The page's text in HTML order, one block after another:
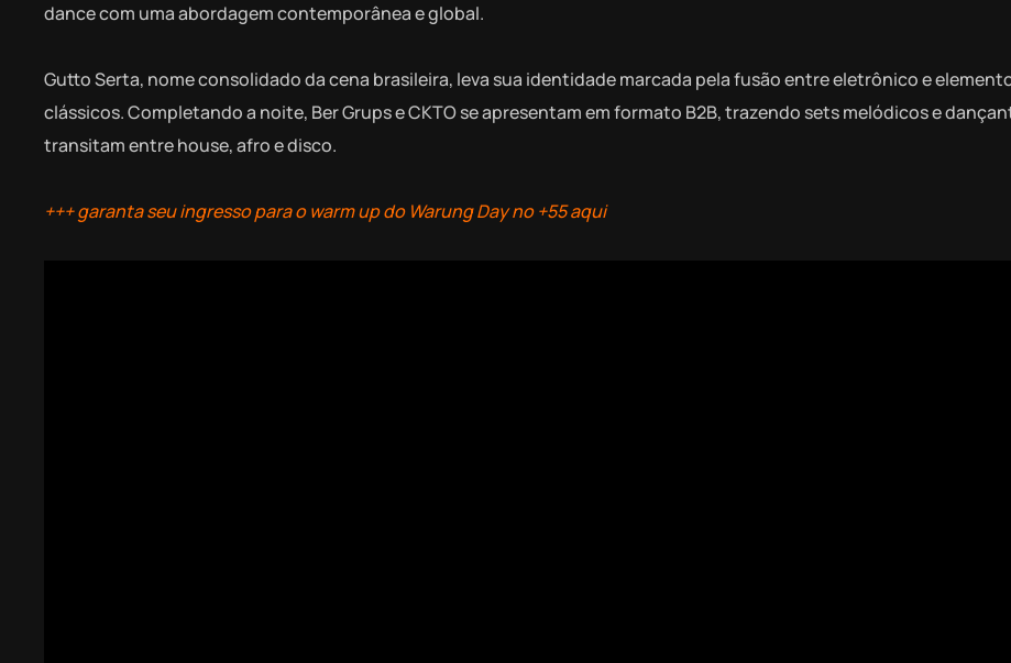
dance com uma abordagem contemporânea e global.
Gutto Serta, nome consolidado da cena brasileira, leva sua identidade marcada pela fusão entre eletrônico e
clássicos. Completando a noite, Ber Grups e CKTO se apresentam em formato B2B, trazendo sets melódicos e
transitam entre house, afro e disco.
+++ garanta seu ingresso para o warm up do Warung Day no +55 aqui